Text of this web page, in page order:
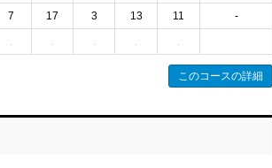
7 17 3 13 11 -
このコースの詳細